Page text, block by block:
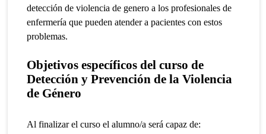
detección de violencia de genero a los profesionales de
enfermería que pueden atender a pacientes con estos
problemas.
Objetivos específicosdelcurso de
Detección y Prevención de la Violencia
de Género
Al finalizar el curso el alumno/a será capaz de: